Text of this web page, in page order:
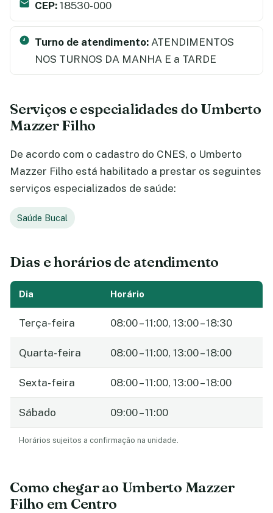
CEP: 18530-000
Turno de atendimento: ATENDIMENTOS
NOS TURNOS DA MANHA E a TARDE
Serviços e especialidades do Umberto
Mazzer Filho
De acordo com o cadastro do CNES, o Umberto
Mazzer Filho está habilitado a prestar os seguintes
serviços especializados de saúde:
Saúde Bucal
Dias e horários de atendimento
Dia Horário
Terça-feira 08:00 – 11:00, 13:00 – 18:30
Quarta-feira 08:00 – 11:00, 13:00 – 18:00
Sexta-feira 08:00 – 11:00, 13:00 – 18:00
Sábado 09:00 – 11:00
Horários sujeitos a confirmação na unidade.
Como chegar ao Umberto Mazzer
Filho em Centro